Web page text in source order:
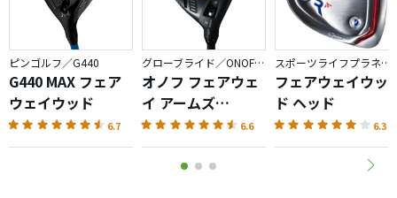
ピンゴルフ／G440
G440 MAX フェア
ウェイウッド
6.7
グローブライド／ONOFF AKA
オノフ フェアウェ
イ アームズ
AKA（2026）
6.6
スポーツライフプラネッツ／RODDIO
フェアウェイウッ
ド ヘッド
6.3